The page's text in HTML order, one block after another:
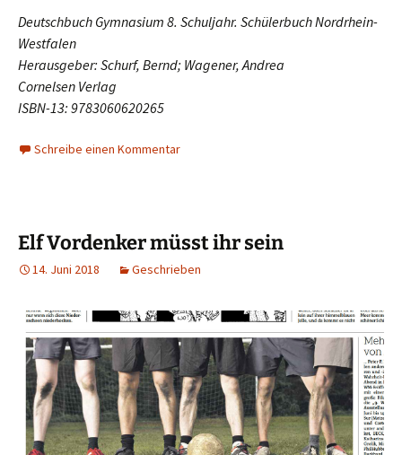
Deutschbuch Gymnasium 8. Schuljahr. Schülerbuch Nordrhein-
Westfalen
Herausgeber: Schurf, Bernd; Wagener, Andrea
Cornelsen Verlag
ISBN-13: 9783060620265
Schreibe einen Kommentar
Elf Vordenker müsst ihr sein
14. Juni 2018 Geschrieben